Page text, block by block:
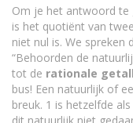
Om je het antwoord te
is het quotiënt van
niet nul is. We spreken
“Behoorden de
tot de rationale
bus! Een natuurlijk of
breuk. 1 is hetzelfde